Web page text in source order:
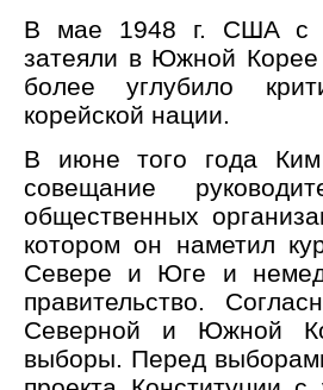
В мае 1948 г. США с
затеяли в Южной
более углубило
корейской нации.
В июне того года Ким
совещание
общественных
котором он наметил
Севере и Юге и
правительство.
Северной и Южной
выборы. Перед